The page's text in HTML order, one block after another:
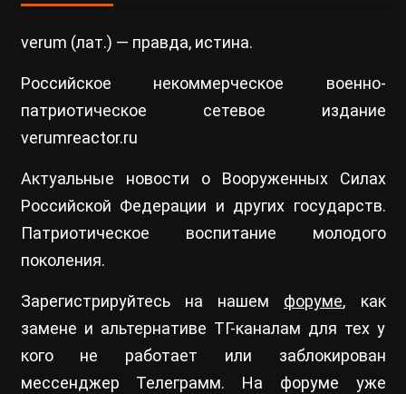
verum (лат.) — правда, истина.
Российское некоммерческое военно-
патриотическое сетевое издание
verumreactor.ru
Актуальные новости о Вооруженных Силах
Российской Федерации и других государств.
Патриотическое воспитание молодого
поколения.
Зарегистрируйтесь на нашем форуме, как
замене и альтернативе ТГ-каналам для тех у
кого не работает или заблокирован
мессенджер Телеграмм. На форуме уже